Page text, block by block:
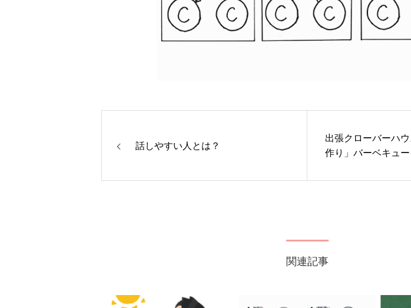
話しやすい人とは？
出張クローバーハ
作り」バーベキュー
関連記事